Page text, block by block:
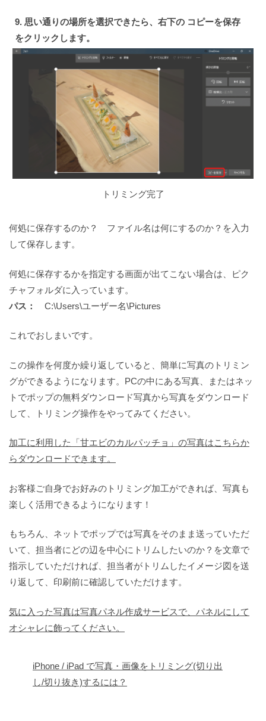
9. 思い通りの場所を選択できたら、右下の コピーを保存
をクリックします。
トリミング完了
何処に保存するのか？ ファイル名は何にするのか？を入力
して保存します。
何処に保存するかを指定する画面が出てこない場合は、ピク
チャフォルダに入っています。
パス：
C:\Users\ユーザー名\Pictures
これでおしまいです。
この操作を何度か繰り返していると、簡単に写真のトリミン
グができるようになります。PCの中にある写真、またはネッ
トでポップの無料ダウンロード写真から写真をダウンロード
して、トリミング操作をやってみてください。
加工に利用した「甘エビのカルパッチョ」の写真はこちらか
らダウンロードできます。
お客様ご自身でお好みのトリミング加工ができれば、写真も
楽しく活用できるようになります！
もちろん、ネットでポップでは写真をそのまま送っていただ
いて、担当者にどの辺を中心にトリムしたいのか？を文章で
指示していただければ、担当者がトリムしたイメージ図を送
り返して、印刷前に確認していただけます。
気に入った写真は写真パネル作成サービスで、パネルにして
オシャレに飾ってください。
iPhone / iPad で写真・画像をトリミング(切り出
し/切り抜き)するには？